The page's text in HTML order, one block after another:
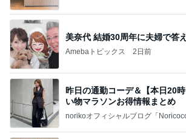
美奈代 結婚30周年に夫婦で答
Amebaトピックス 2日前
昨日の通勤コーデ＆【本日20
い物マラソンお得情報まとめ
norikoオフィシャルブログ「Noricoco